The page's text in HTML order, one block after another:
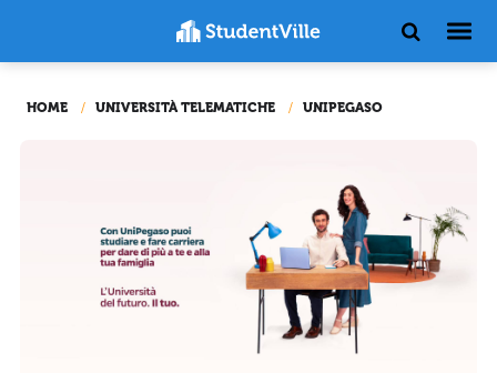
HOME UNIVERSITÀ TELEMATICHE UNIPEGASO